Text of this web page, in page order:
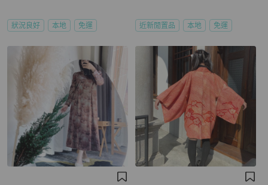
狀況良好 本地 免運 近新閒置品 本地 免運